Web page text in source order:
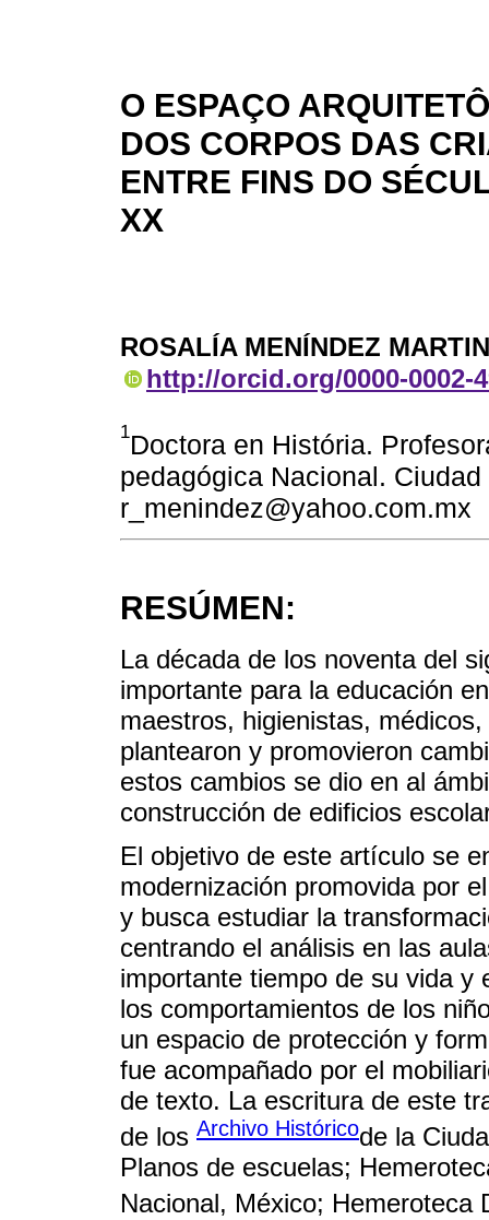
O ESPAÇO
DOS CORPOS DAS
ENTRE FINS DO
XX
ROSALÍA MENÍNDEZ
http://orcid.org/0000-0002-
1Doctora en História.
pedagógica Nacional.
r_menindez@yahoo.com.mx
RESÚMEN:
La década de los noventa del
importante para la educación
maestros, higienistas,
plantearon y promovieron
estos cambios se dio en al
construcción de edificios
El objetivo de este artículo se
modernización promovida por
y busca estudiar la
centrando el análisis en las
importante tiempo de su vida y
los comportamientos de los
un espacio de protección y
fue acompañado por el
de texto. La escritura de este
de los Archivo Históricode la
Planos de escuelas;
Nacional, México; Hemeroteca